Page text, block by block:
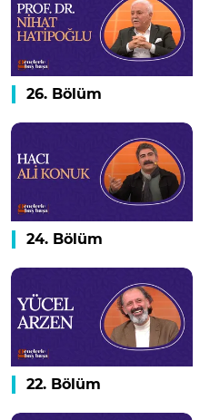
26. Bölüm
24. Bölüm
22. Bölüm